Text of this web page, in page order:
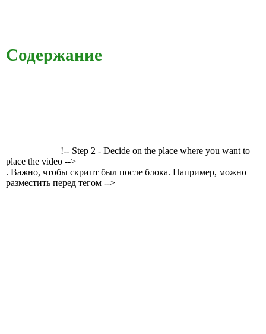
Содержание
!-- Step 2 - Decide on the place where you want to
place the video -->
. Важно, чтобы скрипт был после блока. Например, можно
разместить перед тегом -->